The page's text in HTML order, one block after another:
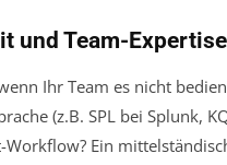
und Team-Expertise
Ihr Team es nicht
(z.B. SPL bei Splunk,
Ein